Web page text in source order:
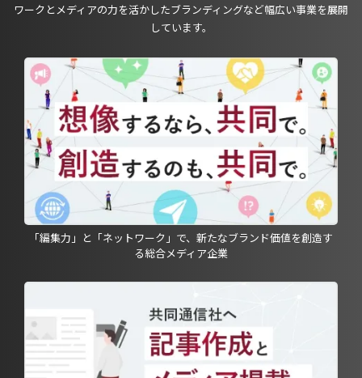
ワークとメディアの力を活かしたブランディングなど幅広い事業を展開
しています。
「編集力」と「ネットワーク」で、新たなブランド価値を創造す
る総合メディア企業